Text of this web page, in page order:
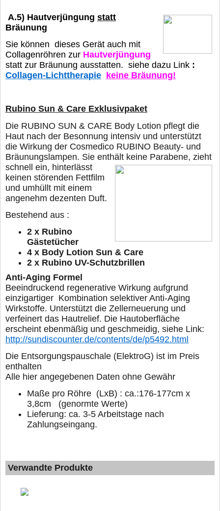
A.5) Hautverjüngung statt
Bräunung
Sie können dieses Gerät auch mit
Collagenröhren zur Hautverjüngung
statt zur Bräunung ausstatten. siehe dazu Link :
Collagen-Lichttherapie
keine Bräunung!
Rubino Sun & Care Exklusivpaket
Die RUBINO SUN & CARE Body Lotion pflegt die
Haut nach der Besonnung intensiv und unterstützt
die Wirkung der Cosmedico RUBINO Beauty- und
Bräunungslampen. Sie enthält keine Parabene, zieht
schnell ein, hinterlässt
keinen störenden Fettfilm
und umhüllt mit einem
angenehm dezenten Duft.
Bestehend aus :
2 x Rubino
Gästetücher
4 x Body Lotion Sun & Care
2 x Rubino UV-Schutzbrillen
Anti-Aging Formel
Beeindruckend regenerative Wirkung aufgrund
einzigartiger Kombination selektiver Anti-Aging
Wirkstoffe. Unterstützt die Zellerneuerung und
verfeinert das Hautrelief. Die Hautoberfläche
erscheint ebenmäßig und geschmeidig, siehe Link:
http://sundiscounter.de/contents/de/p5492.html
Die Entsorgungspauschale (ElektroG) ist im Preis
enthalten
Alle hier angegebenen Daten ohne Gewähr
Maße pro Röhre (LxB) : ca.:176-177cm x
3,8cm (genormte Werte)
Lieferung: ca. 3-5 Arbeitstage nach
Zahlungseingang.
Verwandte Produkte